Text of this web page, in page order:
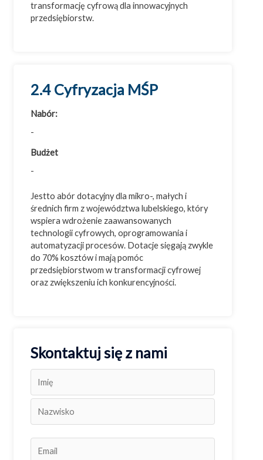
transformację cyfrową dla innowacyjnych
przedsiębiorstw.
2.4 Cyfryzacja MŚP
Nabór:
-
Budżet
-
Jestto abór dotacyjny dla mikro-, małych i
średnich firm z województwa lubelskiego, który
wspiera wdrożenie zaawansowanych
technologii cyfrowych, oprogramowania i
automatyzacji procesów. Dotacje sięgają zwykle
do 70% kosztów i mają pomóc
przedsiębiorstwom w transformacji cyfrowej
oraz zwiększeniu ich konkurencyjności.
Skontaktuj się z nami